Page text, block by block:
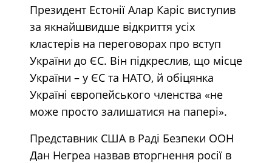
Президент Естонії Алар Каріс виступив
за якнайшвидше відкриття усіх
кластерів на переговорах про вступ
України до ЄС. Він підкреслив, що місце
України – у ЄС та НАТО, й обіцянка
Україні європейського членства «не
може просто залишатися на папері».
Представник США в Раді Безпеки ООН
Дан Негреа назвав вторгнення росії в